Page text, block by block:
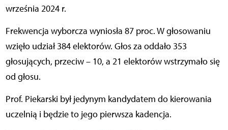
września 2024 r.
Frekwencja wyborcza wyniosła 87 proc. W głosowaniu
wzięło udział 384 elektorów. Głos za oddało 353
głosujących, przeciw – 10, a 21 elektorów wstrzymało się
od głosu.
Prof. Piekarski był jedynym kandydatem do kierowania
uczelnią i będzie to jego pierwsza kadencja.